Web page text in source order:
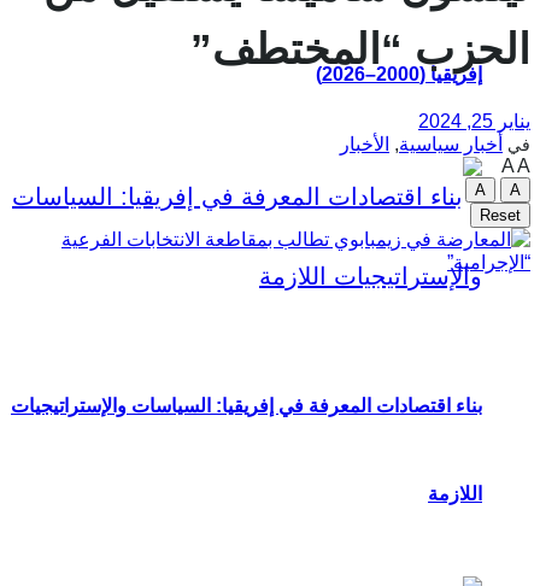
إفريقيا (2000–2026)
بناء اقتصادات المعرفة في إفريقيا: السياسات والإستراتيجيات
اللازمة
الحزب “المختطف”
يناير 25, 2024
في أخبار سياسية, الأخبار
AA
A
A
Reset